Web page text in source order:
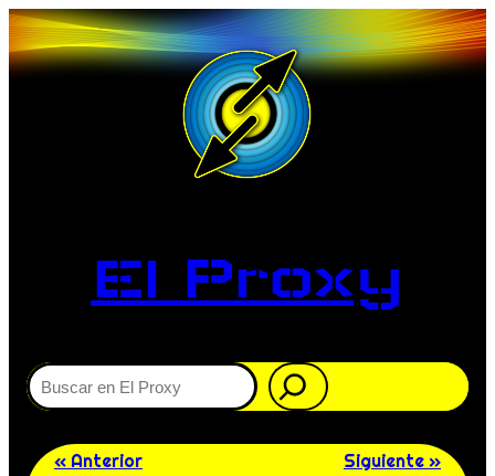
El Proxy
Buscar
« Anterior Siguiente »